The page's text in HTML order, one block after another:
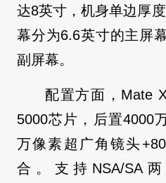
达8英寸，机身单边厚
幕分为6.6英寸的主屏
副屏幕。
配置方面，Mate
5000芯片，后置4000
万像素超广角镜头
合。支持NSA/SA